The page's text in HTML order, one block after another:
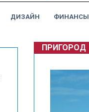
ДИЗАЙН ФИНАНСЫ
ПРИГОРОД